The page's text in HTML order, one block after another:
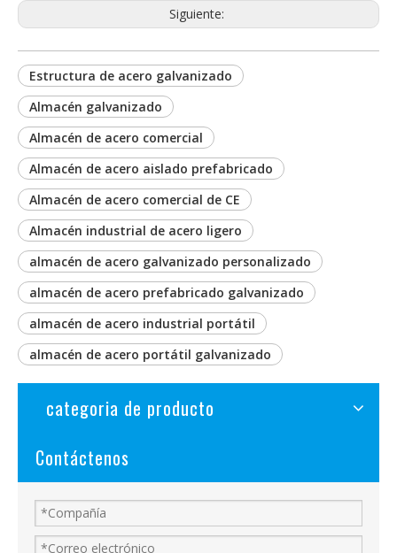
Siguiente:
Estructura de acero galvanizado
Almacén galvanizado
Almacén de acero comercial
Almacén de acero aislado prefabricado
Almacén de acero comercial de CE
Almacén industrial de acero ligero
almacén de acero galvanizado personalizado
almacén de acero prefabricado galvanizado
almacén de acero industrial portátil
almacén de acero portátil galvanizado
categoria de producto
Contáctenos